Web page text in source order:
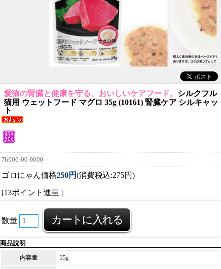
愛猫の腎臓と健康を守る、おいしいケアフード。 シルクフル
猫用 ウェットフード マグロ 35g (10161) 腎臓ケア シルキャッ
ト
7h006-00-0000
ゴロにゃん価格250円(消費税込:275円)
[13ポイント進呈 ]
数量
商品説明
内容量 35g